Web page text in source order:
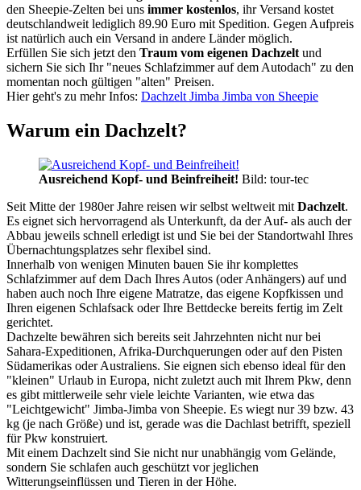
den Sheepie-Zelten bei uns immer kostenlos, ihr Versand kostet
deutschlandweit lediglich 89.90 Euro mit Spedition. Gegen Aufpreis
ist natürlich auch ein Versand in andere Länder möglich.
Erfüllen Sie sich jetzt den Traum vom eigenen Dachzelt und
sichern Sie sich Ihr "neues Schlafzimmer auf dem Autodach" zu den
momentan noch gültigen "alten" Preisen.
Hier geht's zu mehr Infos: Dachzelt Jimba Jimba von Sheepie
Warum ein Dachzelt?
Ausreichend Kopf- und Beinfreiheit! Bild: tour-tec
Seit Mitte der 1980er Jahre reisen wir selbst weltweit mit Dachzelt.
Es eignet sich hervorragend als Unterkunft, da der Auf- als auch der
Abbau jeweils schnell erledigt ist und Sie bei der Standortwahl Ihres
Übernachtungsplatzes sehr flexibel sind.
Innerhalb von wenigen Minuten bauen Sie ihr komplettes
Schlafzimmer auf dem Dach Ihres Autos (oder Anhängers) auf und
haben auch noch Ihre eigene Matratze, das eigene Kopfkissen und
Ihren eigenen Schlafsack oder Ihre Bettdecke bereits fertig im Zelt
gerichtet.
Dachzelte bewähren sich bereits seit Jahrzehnten nicht nur bei
Sahara-Expeditionen, Afrika-Durchquerungen oder auf den Pisten
Südamerikas oder Australiens. Sie eignen sich ebenso ideal für den
"kleinen" Urlaub in Europa, nicht zuletzt auch mit Ihrem Pkw, denn
es gibt mittlerweile sehr viele leichte Varianten, wie etwa das
"Leichtgewicht" Jimba-Jimba von Sheepie. Es wiegt nur 39 bzw. 43
kg (je nach Größe) und ist, gerade was die Dachlast betrifft, speziell
für Pkw konstruiert.
Mit einem Dachzelt sind Sie nicht nur unabhängig vom Gelände,
sondern Sie schlafen auch geschützt vor jeglichen
Witterungseinflüssen und Tieren in der Höhe.